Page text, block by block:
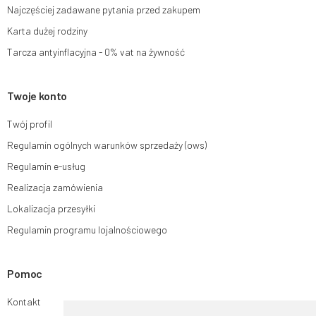
Najczęściej zadawane pytania przed zakupem
Karta dużej rodziny
Tarcza antyinflacyjna - 0% vat na żywność
Twoje konto
Twój profil
Regulamin ogólnych warunków sprzedaży (ows)
Regulamin e-usług
Realizacja zamówienia
Lokalizacja przesyłki
Regulamin programu lojalnościowego
Pomoc
Kontakt